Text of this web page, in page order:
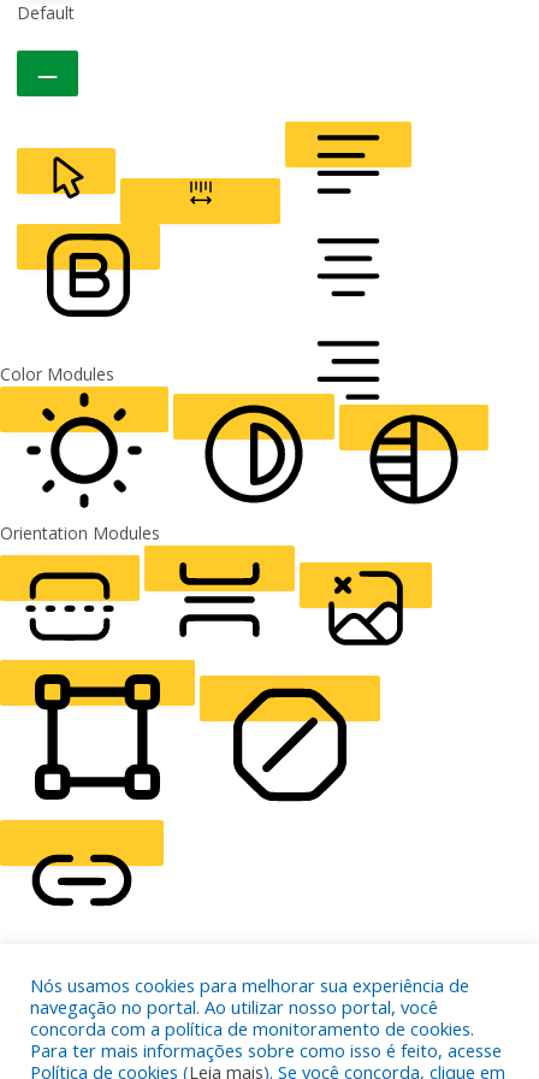
Default
CURSOR
ALIGN TEXT
FONT WEIGHT
Color Modules
LIGHT CONTRAST HIGH CONTRAST
Orientation Modules
READING LINE READING MASK HIDE IMAGES
HIGHLIGHT CONTENT
HIGHLIGHT LINKS
RESET SETTINGS
Nós usamos cookies para melhorar sua experiência de
navegação no portal. Ao utilizar nosso portal, você
concorda com a política de monitoramento de cookies.
Para ter mais informações sobre como isso é feito, acesse
Política de cookies (Leia mais). Se você concorda, clique em